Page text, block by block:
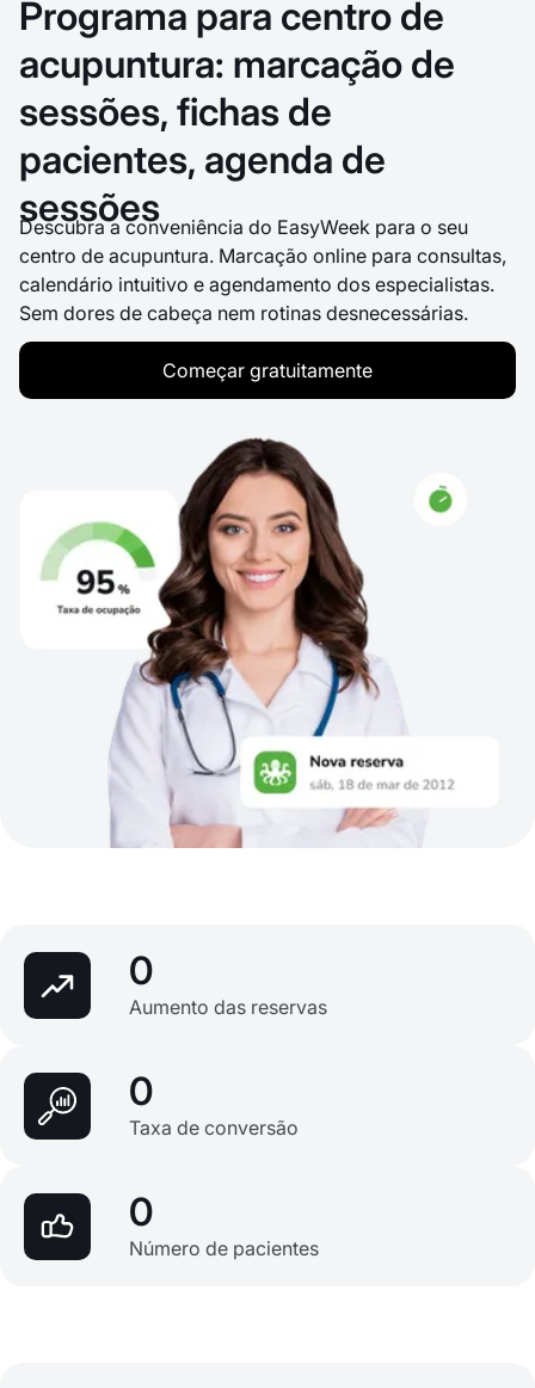
Programa para centro de
acupuntura: marcação de
sessões, fichas de
pacientes, agenda de
sessões
Descubra a conveniência do EasyWeek para o seu
centro de acupuntura. Marcação online para consultas,
calendário intuitivo e agendamento dos especialistas.
Sem dores de cabeça nem rotinas desnecessárias.
Começar gratuitamente
0
Aumento das reservas
0
Taxa de conversão
0
Número de pacientes